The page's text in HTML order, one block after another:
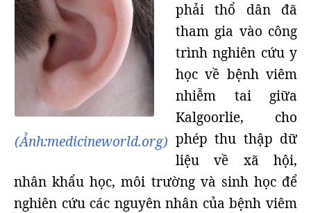
(Ảnh:medicineworld.org)
phải thổ dân đã
tham gia vào công
trình nghiên cứu y
học về bệnh viêm
nhiễm tai giữa
Kalgoorlie, cho
phép thu thập dữ
liệu về xã hội,
nhân khẩu học, môi trường và sinh học để
nghiên cứu các nguyên nhân của bệnh viêm